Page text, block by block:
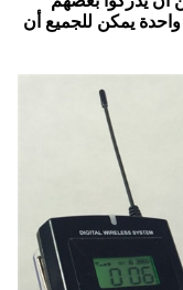
يمكن للجميع أن